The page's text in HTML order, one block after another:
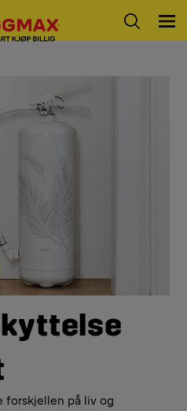
forskjellen på liv og